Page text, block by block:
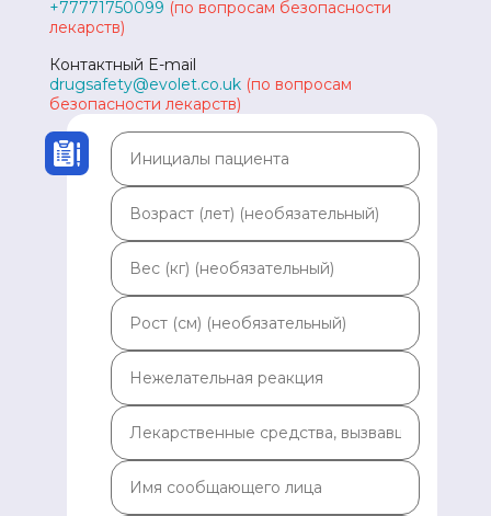
+77771750099 (по вопросам безопасности
лекарств)
Контактный E-mail
drugsafety@evolet.co.uk (по вопросам
безопасности лекарств)